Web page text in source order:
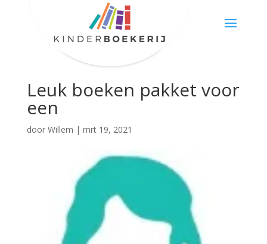
Leuk boeken pakket voor
een
door Willem | mrt 19, 2021